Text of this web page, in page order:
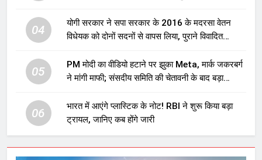
04
योगी सरकार ने सपा सरकार के 2016 के मदरसा वेतन
विधेयक को दोनों सदनों से वापस लिया, पुराने विवादित
05
PM मोदी का वीडियो हटाने पर झुका Meta, मार्क जकरबर्ग
ने मांगी माफी; संसदीय समिति की चेतावनी के बाद बड़ा
06
भारत में आएंगे प्लास्टिक के नोट! RBI ने शुरू किया बड़ा
ट्रायल, जानिए कब होंगे जारी